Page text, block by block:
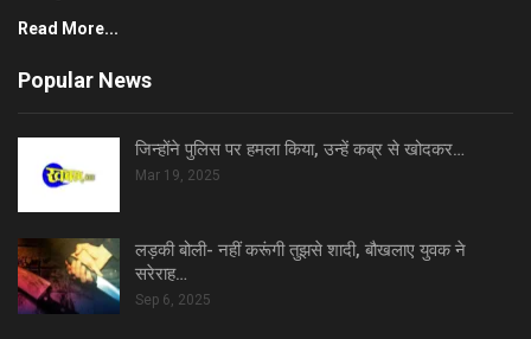
Read More...
Popular News
जिन्होंने पुलिस पर हमला किया, उन्हें कब्र से खोदकर…
Mar 19, 2025
लड़की बोली- नहीं करूंगी तुझसे शादी, बौखलाए युवक ने
सरेराह…
Sep 6, 2025